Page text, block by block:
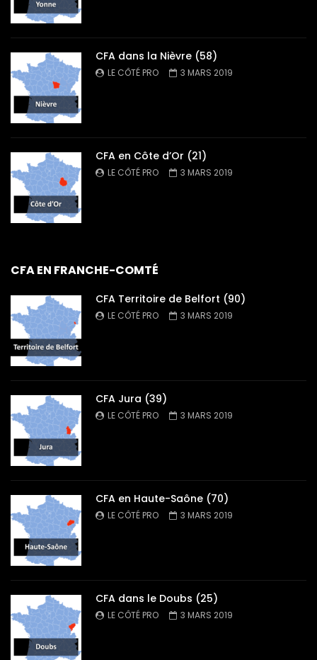
CFA dans la Nièvre (58)
LE CÔTÉ PRO 3 MARS 2019
CFA en Côte d’Or (21)
LE CÔTÉ PRO 3 MARS 2019
CFA EN FRANCHE-COMTÉ
CFA Territoire de Belfort (90)
LE CÔTÉ PRO 3 MARS 2019
CFA Jura (39)
LE CÔTÉ PRO 3 MARS 2019
CFA en Haute-Saône (70)
LE CÔTÉ PRO 3 MARS 2019
CFA dans le Doubs (25)
LE CÔTÉ PRO 3 MARS 2019